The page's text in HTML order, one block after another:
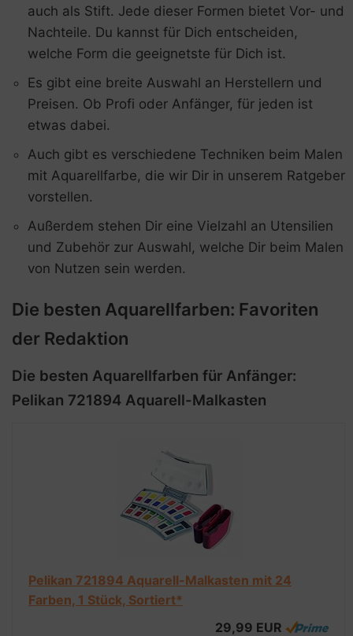
auch als Stift. Jede dieser Formen bietet Vor- und
Nachteile. Du kannst für Dich entscheiden,
welche Form die geeignetste für Dich ist.
Es gibt eine breite Auswahl an Herstellern und
Preisen. Ob Profi oder Anfänger, für jeden ist
etwas dabei.
Auch gibt es verschiedene Techniken beim Malen
mit Aquarellfarbe, die wir Dir in unserem Ratgeber
vorstellen.
Außerdem stehen Dir eine Vielzahl an Utensilien
und Zubehör zur Auswahl, welche Dir beim Malen
von Nutzen sein werden.
Die besten Aquarellfarben: Favoriten
der Redaktion
Die besten Aquarellfarben für Anfänger:
Pelikan 721894 Aquarell-Malkasten
Pelikan 721894 Aquarell-Malkasten mit 24
Farben, 1 Stück, Sortiert*
29,99 EUR